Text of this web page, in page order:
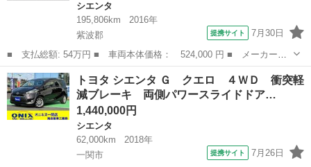
シエンタ
195,806km
2016年
紫波郡
提携サイト 7月30日
■ 支払総額: 54万円 ■ 車両本体価格： 524,000 円 ■ メーカー
名： トヨタ ■ 車種名： シエンタ ■ グレード名： Ｇ 両側パ
ワースライドドア バックカメラ Ｂｌｕｅｔｏｏｔｈオーディオ
フルセグテレビナ...
岩手 紫波郡 シエンタ
トヨタ シエンタ Ｇ クエロ ４ＷＤ 衝突軽
減ブレーキ 両側パワースライドドア…
1,440,000円
シエンタ
62,000km
2018年
一関市
提携サイト 7月26日